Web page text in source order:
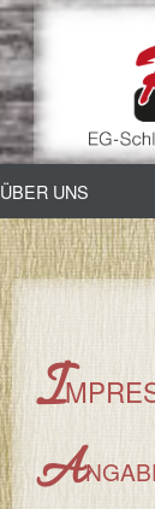
ÜBER UNS
I
A